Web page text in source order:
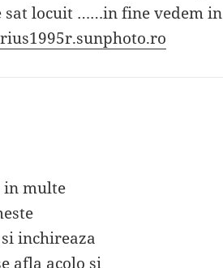
sat locuit ……in fine vedem in
in multe
inchireaza
afla acolo si